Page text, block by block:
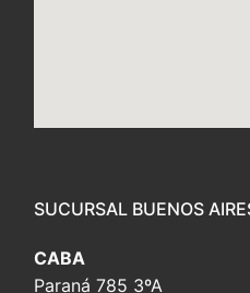
SUCURSAL BUENOS
CABA
Paraná 785 3ºA